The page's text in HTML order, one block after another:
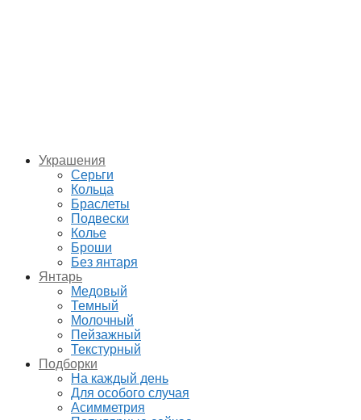
Украшения
Серьги
Кольца
Браслеты
Подвески
Колье
Броши
Без янтаря
Янтарь
Медовый
Темный
Молочный
Пейзажный
Текстурный
Подборки
На каждый день
Для особого случая
Асимметрия